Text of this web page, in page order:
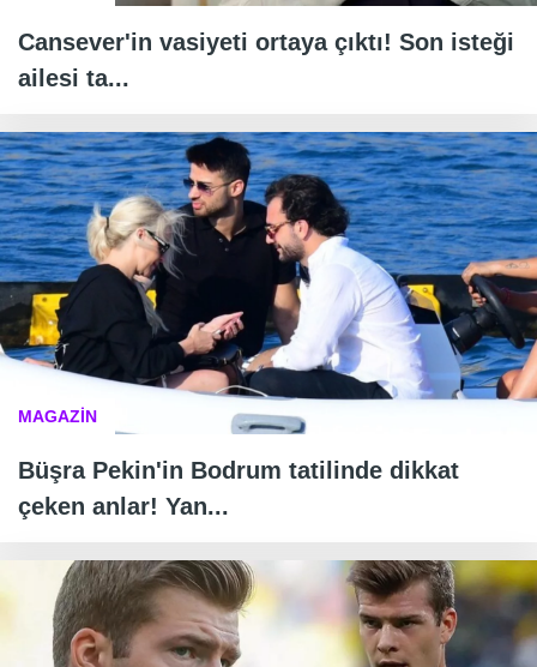
Cansever'in vasiyeti ortaya çıktı! Son isteği
ailesi ta...
MAGAZİN
Büşra Pekin'in Bodrum tatilinde dikkat
çeken anlar! Yan...